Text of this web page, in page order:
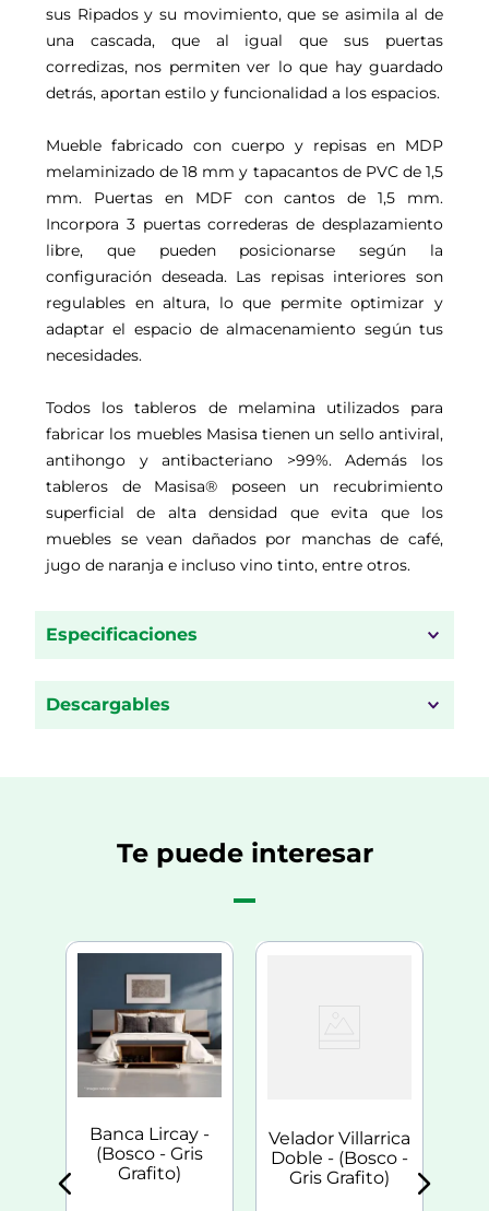
sus Ripados y su movimiento, que se asimila al de
una cascada, que al igual que sus puertas
corredizas, nos permiten ver lo que hay guardado
detrás, aportan estilo y funcionalidad a los espacios.
Mueble fabricado con cuerpo y repisas en MDP
melaminizado de 18 mm y tapacantos de PVC de 1,5
mm. Puertas en MDF con cantos de 1,5 mm.
Incorpora 3 puertas correderas de desplazamiento
libre, que pueden posicionarse según la
configuración deseada. Las repisas interiores son
regulables en altura, lo que permite optimizar y
adaptar el espacio de almacenamiento según tus
necesidades.
Todos los tableros de melamina utilizados para
fabricar los muebles Masisa tienen un sello antiviral,
antihongo y antibacteriano >99%. Además los
tableros de Masisa® poseen un recubrimiento
superficial de alta densidad que evita que los
muebles se vean dañados por manchas de café,
jugo de naranja e incluso vino tinto, entre otros.
Especificaciones
Descargables
Te puede interesar
Banca Lircay -
(Bosco - Gris
Grafito)
Velador Villarrica
Doble - (Bosco -
Gris Grafito)